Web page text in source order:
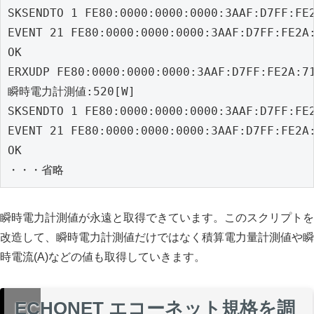
SKSENDTO 1
EVENT 21
OK
ERXUDP
瞬時電力計測値:520[W]
SKSENDTO 1
EVENT 21
OK
・・・省略
瞬時電力計測値が永遠と取得できています。このスクリプトを
改造して、瞬時電力計測値だけではなく積算電力量計測値や瞬
時電流(A)などの値も取得していきます。
ECHONET エコーネット規格を調